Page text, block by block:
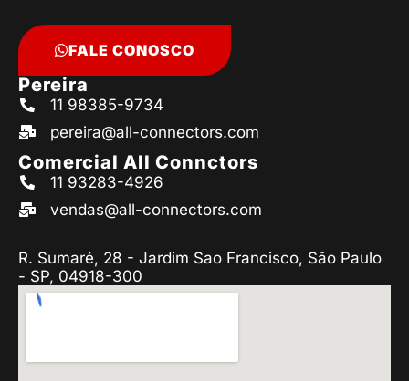
FALE CONOSCO
Pereira
11 98385-9734
pereira@all-connectors.com
Comercial All Connctors
11 93283-4926
vendas@all-connectors.com
R. Sumaré, 28 - Jardim Sao Francisco, São Paulo
- SP, 04918-300